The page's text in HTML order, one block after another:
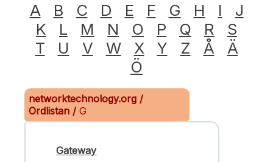
A B C D E F G H I
J
K
L M N O P Q R
S
T
U V W X Y Z Å
Ä
Ö
networktechnology.org /
Ordlistan /G
Gateway